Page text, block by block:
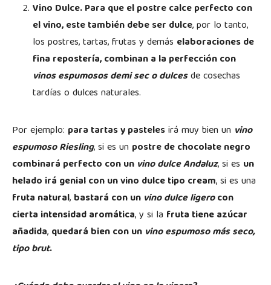
Vino Dulce. Para que el postre calce perfecto con
el vino, este también debe ser dulce, por lo tanto,
los postres, tartas, frutas y demás elaboraciones de
fina repostería, combinan a la perfección con
vinos espumosos demi sec o dulcesde cosechas
tardías o dulces naturales.
Por ejemplo: para tartas y pastelesirá muy bien un vino
espumoso Riesling, si es un postre de chocolate negro
combinará perfecto con un vino dulce Andaluz, si es un
helado irá genial con un vino dulce tipo cream, si es una
fruta natural, bastará con un vino dulce ligerocon
cierta intensidad aromática, y si la fruta tiene azúcar
añadida, quedará bien con un vino espumoso más seco,
tipo brut.